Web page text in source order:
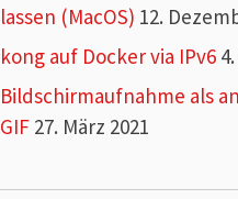
lassen (MacOS) 12.
kong auf Docker via IPv6
Bildschirmaufnahme als
GIF 27. März 2021